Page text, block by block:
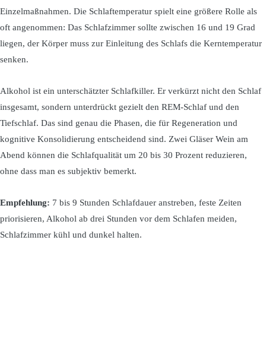
Einzelmaßnahmen. Die Schlaftemperatur spielt eine größere Rolle als
oft angenommen: Das Schlafzimmer sollte zwischen 16 und 19 Grad
liegen, der Körper muss zur Einleitung des Schlafs die Kerntemperatur
senken.
Alkohol ist ein unterschätzter Schlafkiller. Er verkürzt nicht den Schlaf
insgesamt, sondern unterdrückt gezielt den REM-Schlaf und den
Tiefschlaf. Das sind genau die Phasen, die für Regeneration und
kognitive Konsolidierung entscheidend sind. Zwei Gläser Wein am
Abend können die Schlafqualität um 20 bis 30 Prozent reduzieren,
ohne dass man es subjektiv bemerkt.
Empfehlung: 7 bis 9 Stunden Schlafdauer anstreben, feste Zeiten
priorisieren, Alkohol ab drei Stunden vor dem Schlafen meiden,
Schlafzimmer kühl und dunkel halten.